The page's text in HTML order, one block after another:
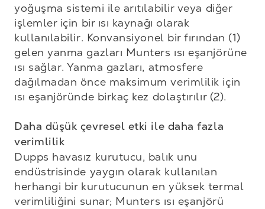
yoğuşma sistemi ile arıtılabilir veya diğer
işlemler için bir ısı kaynağı olarak
kullanılabilir. Konvansiyonel bir fırından (1)
gelen yanma gazları Munters ısı eşanjörüne
ısı sağlar. Yanma gazları, atmosfere
dağılmadan önce maksimum verimlilik için
ısı eşanjöründe birkaç kez dolaştırılır (2).
Daha düşük çevresel etki ile daha fazla
verimlilik
Dupps havasız kurutucu, balık unu
endüstrisinde yaygın olarak kullanılan
herhangi bir kurutucunun en yüksek termal
verimliliğini sunar; Munters ısı eşanjörü